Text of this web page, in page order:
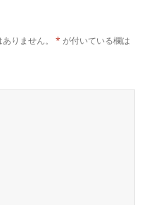
りません。 * が付いている欄は